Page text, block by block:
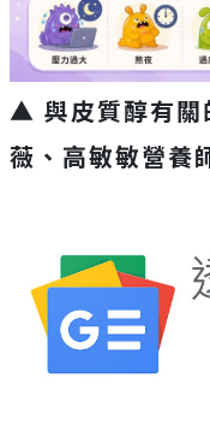
▲ 與皮質醇有關
薇、高敏敏營養